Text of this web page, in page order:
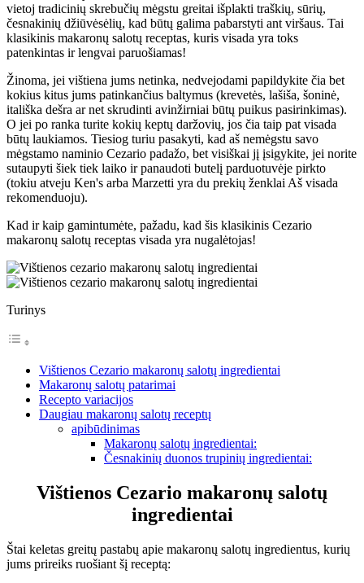
vietoj tradicinių skrebučių mėgstu greitai išplakti traškių, sūrių,
česnakinių džiūvėsėlių, kad būtų galima pabarstyti ant viršaus. Tai
klasikinis makaronų salotų receptas, kuris visada yra toks
patenkintas ir lengvai paruošiamas!
Žinoma, jei vištiena jums netinka, nedvejodami papildykite čia bet
kokius kitus jums patinkančius baltymus (krevetės, lašiša, šoninė,
itališka dešra ar net skrudinti avinžirniai būtų puikus pasirinkimas).
O jei po ranka turite kokių keptų daržovių, jos čia taip pat visada
būtų laukiamos. Tiesiog turiu pasakyti, kad aš nemėgstu savo
mėgstamo naminio Cezario padažo, bet visiškai jį įsigykite, jei norite
sutaupyti šiek tiek laiko ir panaudoti butelį parduotuvėje pirkto
(tokiu atveju Ken's arba Marzetti yra du prekių ženklai Aš visada
rekomenduoju).
Kad ir kaip gamintumėte, pažadu, kad šis klasikinis Cezario
makaronų salotų receptas visada yra nugalėtojas!
Turinys
Vištienos Cezario makaronų salotų ingredientai
Makaronų salotų patarimai
Recepto variacijos
Daugiau makaronų salotų receptų
apibūdinimas
Makaronų salotų ingredientai:
Česnakinių duonos trupinių ingredientai:
Vištienos Cezario makaronų salotų
ingredientai
Štai keletas greitų pastabų apie makaronų salotų ingredientus, kurių
jums prireiks ruošiant šį receptą: